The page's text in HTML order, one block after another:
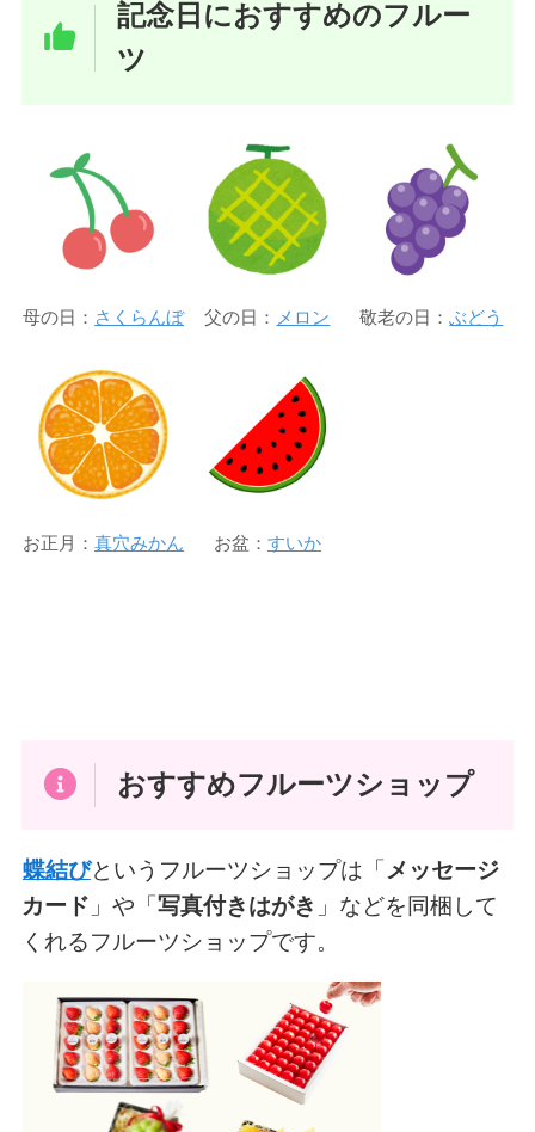
記念日におすすめのフルー
ツ
母の日： さくらんぼ 父の日： メロン 敬老の日：ぶどう
お正月：真穴みかん お盆： すいか
おすすめフルーツショップ
蝶結びというフルーツショップは「 メッセージ
カード 」や「写真付きはがき 」などを同梱して
くれるフルーツショップです。